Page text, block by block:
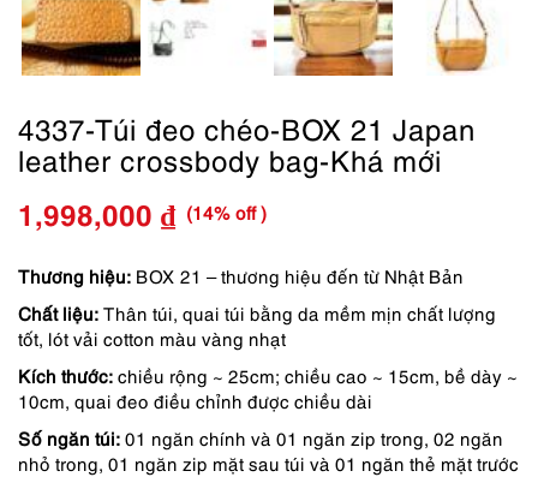
4337-Túi đeo chéo-BOX 21 Japan
leather crossbody bag-Khá mới
Giá
gốc
là:
2,350,000 ₫.
1,998,000 ₫
Giá
hiện
tại
1,998,000 ₫.
(14% off )
Thương hiệu: BOX 21 – thương hiệu đến từ Nhật Bản
Chất liệu: Thân túi, quai túi bằng da mềm mịn chất lượng
tốt, lót vải cotton màu vàng nhạt
Kích thước: chiều rộng ~ 25cm; chiều cao ~ 15cm, bề dày ~
10cm, quai đeo điều chỉnh được chiều dài
Số ngăn túi: 01 ngăn chính và 01 ngăn zip trong, 02 ngăn
nhỏ trong, 01 ngăn zip mặt sau túi và 01 ngăn thẻ mặt trước